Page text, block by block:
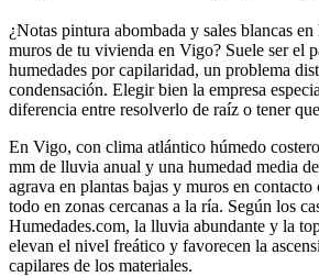
¿Notas pintura abombada y sales blancas
muros de tu vivienda en Vigo? Suele ser el
humedades por capilaridad, un problema
condensación. Elegir bien la empresa
diferencia entre resolverlo de raíz o tener
En Vigo, con clima atlántico húmedo
mm de lluvia anual y una humedad media
agrava en plantas bajas y muros en
todo en zonas cercanas a la ría. Según los
Humedades.com, la lluvia abundante y la
elevan el nivel freático y favorecen la
capilares de los materiales.